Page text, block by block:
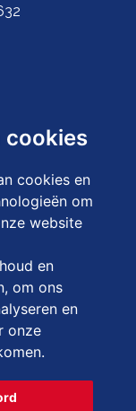
cookies
cookies en
om
website
en
om ons
en
onze
zien?